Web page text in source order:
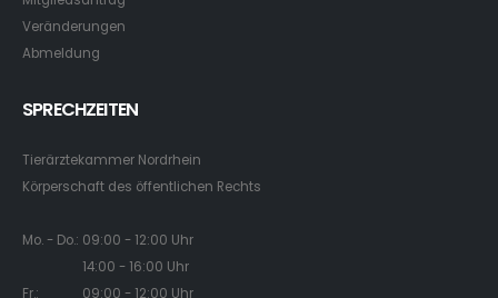
Veränderungen
Abmeldung
SPRECHZEITEN
Tierärztekammer Nordrhein
Körperschaft des öffentlichen Rechts
Mo. - Do.: 09:00 - 12:00 Uhr
14:00 - 16:00 Uhr
Fr.: 09:00 - 12:00 Uhr